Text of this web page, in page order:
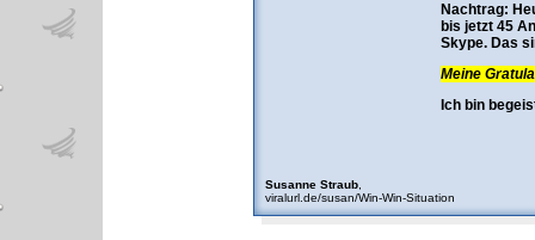
Nachtrag:
bis jetzt 45
Skype. Das
Meine
Ich bin
Susanne Straub,
viralurl.de/susan/Win-Win-Situation